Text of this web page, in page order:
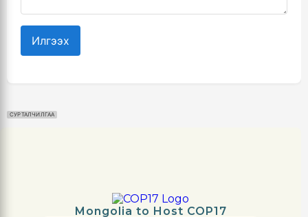
Илгээх
СУРТАЛЧИЛГАА